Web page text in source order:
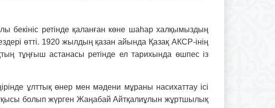
бекініс ретінде қаланған көне шаһар халқымыздың
өтті. 1920 жылдың қазан айында Қазақ АКСР-інің
тұңғыш астанасы ретінде ел тарихында өшпес із
ұлттық өнер мен мәдени мұ­ра­ны насихаттау ісі
болып жүрген Жаңабай Айтқалиұлын жұртшы­лық